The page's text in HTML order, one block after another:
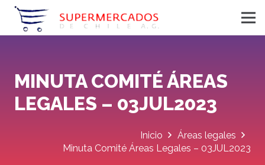
MINUTA COMITÉ ÁREAS
LEGALES – 03JUL2023
Inicio
Áreas legales
Minuta Comité Áreas Legales – 03JUL2023